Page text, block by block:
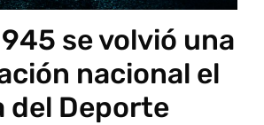
se volvió una
nacional el
del Deporte